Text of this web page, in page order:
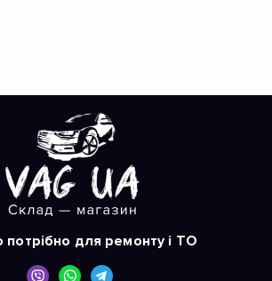
для ремонту і ТО